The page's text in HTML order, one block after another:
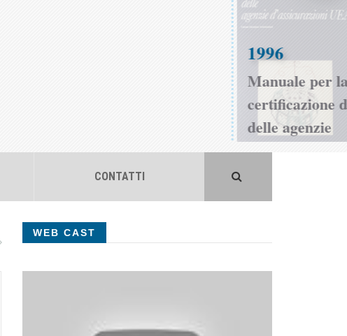
1996
Manuale per la
certificazione
delle agenzie
CONTATTI
WEB CAST